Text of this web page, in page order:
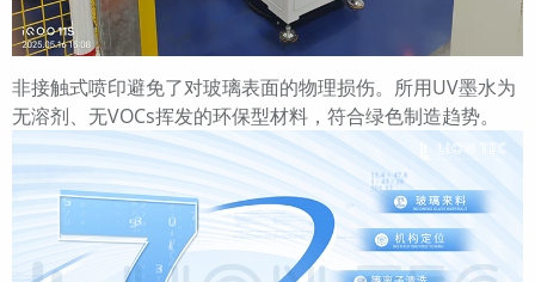
非接触式喷印避免了对玻璃表面的物理损伤。所用UV墨水为
无溶剂、无VOCs挥发的环保型材料，符合绿色制造趋势。